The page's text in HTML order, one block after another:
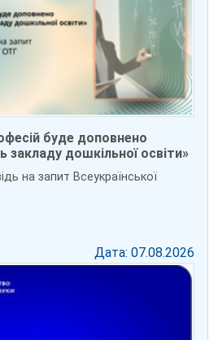
буде доповнено
закладу дошкільної освіти»
на запит Всеукраїнської
Дата: 07.08.2026